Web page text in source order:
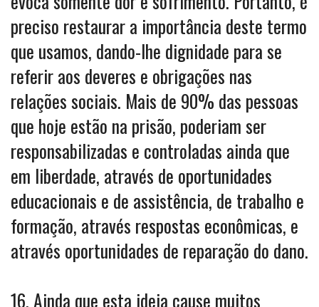
preciso restaurar a importância deste termo
que usamos, dando-lhe dignidade para se
referir aos deveres e obrigações nas
relações sociais. Mais de 90% das pessoas
que hoje estão na prisão, poderiam ser
responsabilizadas e controladas ainda que
em liberdade, através de oportunidades
educacionais e de assistência, de trabalho e
formação, através respostas econômicas, e
através oportunidades de reparação do dano.
16. Ainda que esta ideia cause muitos